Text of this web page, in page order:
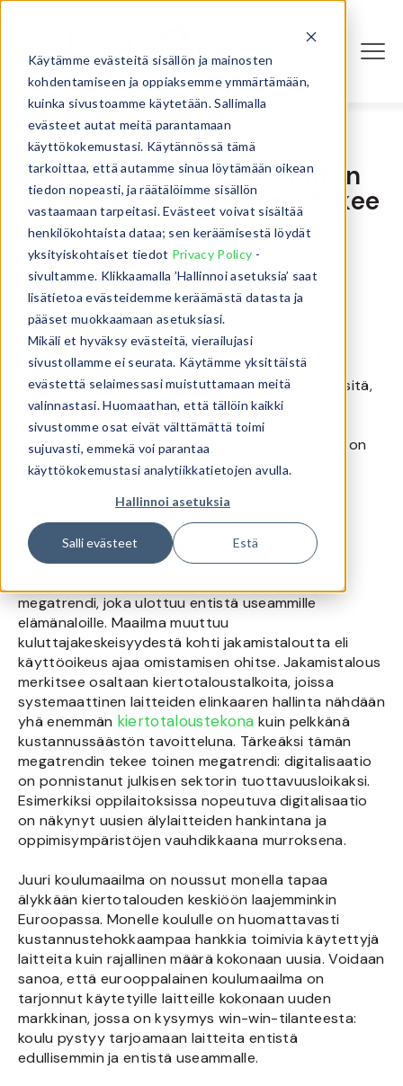
Käytämme evästeitä sisällön ja mainosten
kohdentamiseen ja oppiaksemme ymmärtämään,
kuinka sivustoamme käytetään. Sallimalla
evästeet autat meitä parantamaan
käyttökokemustasi. Käytännössä tämä
tarkoittaa, että autamme sinua löytämään oikean
tiedon nopeasti, ja räätälöimme sisällön
vastaamaan tarpeitasi. Evästeet voivat sisältää
henkilökohtaista dataa; sen keräämisestä löydät
yksityiskohtaiset tiedot Privacy Policy -
sivultamme. Klikkaamalla ’Hallinnoi asetuksia’ saat
lisätietoa evästeidemme keräämästä datasta ja
pääset muokkaamaan asetuksiasi.
Mikäli et hyväksy evästeitä, vierailujasi
sivustollamme ei seurata. Käytämme yksittäistä
evästettä selaimessasi muistuttamaan meitä
valinnastasi. Huomaathan, että tällöin kaikki
sivustomme osat eivät välttämättä toimi
sujuvasti, emmekä voi parantaa
käyttökokemustasi analytiikkatietojen avulla.
Hallinnoi asetuksia
Salli evästeet Estä
Kirjaudu
Älykäs kiertotalous - Miten
asiakkuus kanssamme tukee
kestävää kehitystä
- maaliskuuta 26, 2019
Puhumme toiminnastammeälykkäänä
kiertotaloutena. Käytännössä tämä tarkoittaa sitä,
että huolehdimme älylaitteiden elinkaaren
optimoinnista vastuullisesti. Säästämme
maapallomme resursseja sillä, että jokainen laite on
hyötykäytössä niin kauan kuin sille löytyy siihen
eteenpäin, huolehtii valitsemamme
yhteistyökumppani sen elinkaaresta samalla
arvopohjalla kuin mekin.
megatrendi, joka ulottuu entistä useammille
elämänaloille. Maailma muuttuu
kuluttajakeskeisyydestä kohti jakamistaloutta eli
käyttöoikeus ajaa omistamisen ohitse. Jakamistalous
merkitsee osaltaan kiertotaloustalkoita, joissa
systemaattinen laitteiden elinkaaren hallinta nähdään
yhä enemmän kiertotaloustekona kuin pelkkänä
kustannussäästön tavoitteluna. Tärkeäksi tämän
megatrendin tekee toinen megatrendi: digitalisaatio
on ponnistanut julkisen sektorin tuottavuusloikaksi.
Esimerkiksi oppilaitoksissa nopeutuva digitalisaatio
on näkynyt uusien älylaitteiden hankintana ja
oppimisympäristöjen vauhdikkaana murroksena.
Juuri koulumaailma on noussut monella tapaa
älykkään kiertotalouden keskiöön laajemminkin
Euroopassa. Monelle koululle on huomattavasti
kustannustehokkaampaa hankkia toimivia käytettyjä
laitteita kuin rajallinen määrä kokonaan uusia. Voidaan
sanoa, että eurooppalainen koulumaailma on
tarjonnut käytetyille laitteille kokonaan uuden
markkinan, jossa on kysymys win-win-tilanteesta:
koulu pystyy tarjoamaan laitteita entistä
edullisemmin ja entistä useammalle.